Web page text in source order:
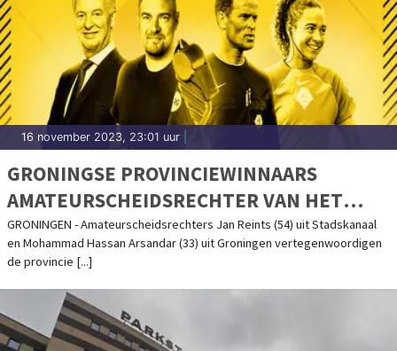
16 november 2023, 23:01 uur
GRONINGSE PROVINCIEWINNAARS
AMATEURSCHEIDSRECHTER VAN HET
JAAR-VERKIEZING BEKEND
GRONINGEN - Amateurscheidsrechters Jan Reints (54) uit Stadskanaal
en Mohammad Hassan Arsandar (33) uit Groningen vertegenwoordigen
de provincie [...]